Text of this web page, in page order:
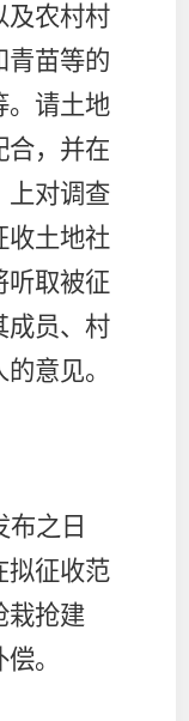
及农村村
青苗等的
。请土地
合，并在
上对调查
收土地社
听取被征
成员、村
意见。
布之日
拟征收范
栽抢建
。